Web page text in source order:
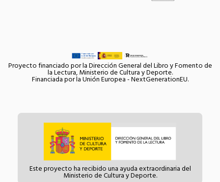
Proyecto financiado por la Dirección General del Libro y Fomento de
la Lectura, Ministerio de Cultura y Deporte.
Financiada por la Unión Europea - NextGenerationEU.
Este proyecto ha recibido una ayuda extraordinaria del
Ministerio de Cultura y Deporte.